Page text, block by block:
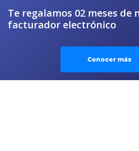
Te regalamos 02 meses de
facturador electrónico
Conocer más